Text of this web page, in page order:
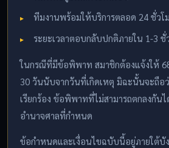
ทีมงานพร้อมให้บริการตลอด 24 ชั่ว
ระยะเวลาตอบกลับปกติภายใน 1-3 ชั่
ในกรณีที่มีข้อพิพาท สมาชิกต้องแจ้งให้
30 วันนับจากวันที่เกิดเหตุ มิฉะนั้นจะถือ
เรียกร้อง ข้อพิพาทที่ไม่สามารถตกลงกันไ
อำนาจศาลที่กำหนด
ข้อกำหนดและเงื่อนไขฉบับนี้อยู่ภายใต้บั